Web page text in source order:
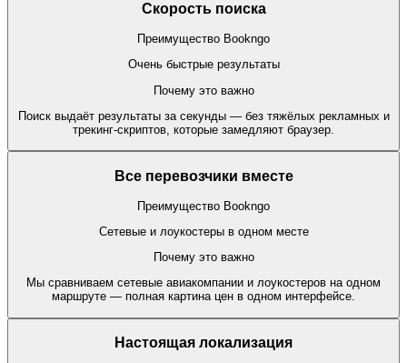
Скорость поиска
Преимущество Bookngo
Очень быстрые результаты
Почему это важно
Поиск выдаёт результаты за секунды — без тяжёлых рекламных и
трекинг-скриптов, которые замедляют браузер.
Все перевозчики вместе
Преимущество Bookngo
Сетевые и лоукостеры в одном месте
Почему это важно
Мы сравниваем сетевые авиакомпании и лоукостеров на одном
маршруте — полная картина цен в одном интерфейсе.
Настоящая локализация